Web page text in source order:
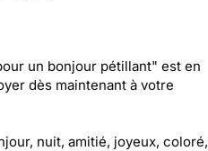
un bonjour pétillant" est en
dès maintenant à votre
nuit, amitié, joyeux, coloré,